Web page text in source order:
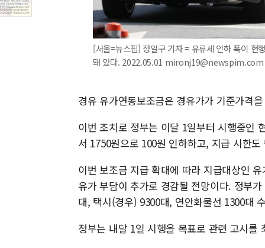
[서울=뉴스핌] 정일구 기자 = 유류세 인하 폭이
돼 있다. 2022.05.01 mironj19@newspim.com
경유 유가연동보조금은 경유가가 기준가격
이번 조치로 정부는 이달 1일부터 시행중인
서 1750원으로 100원 인하하고, 지급 시한
이번 보조금 지급 확대에 따라 지급대상인
유가 부담이 추가로 경감될 전망이다. 정부
대, 택시(경우) 9300대, 연안화물선 1300대
정부는 내달 1일 시행을 목표로 관련 고시